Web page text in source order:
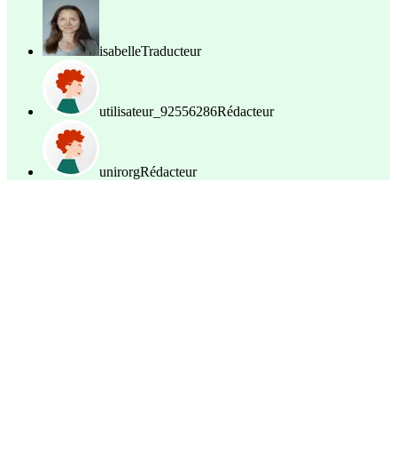
isabelleTraducteur
utilisateur_92556286Rédacteur
unirorgRédacteur